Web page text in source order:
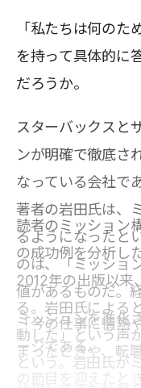
「私たちは何のた
を持って具体的に
だろうか。
スターバックスと
ンが明確で徹底さ
なっている会社で
著者の岩田氏は、
るようになったと
のは、「ミッショ
値があるものだ。
ミッションを進化
ージである。
読者のミッション
の成功例を分析し
2012年の出版以来
る。岩田氏による
動した」という声
という。岩田氏が
「今の仕事に情熱
まったときや、転
の節目を迎えたと